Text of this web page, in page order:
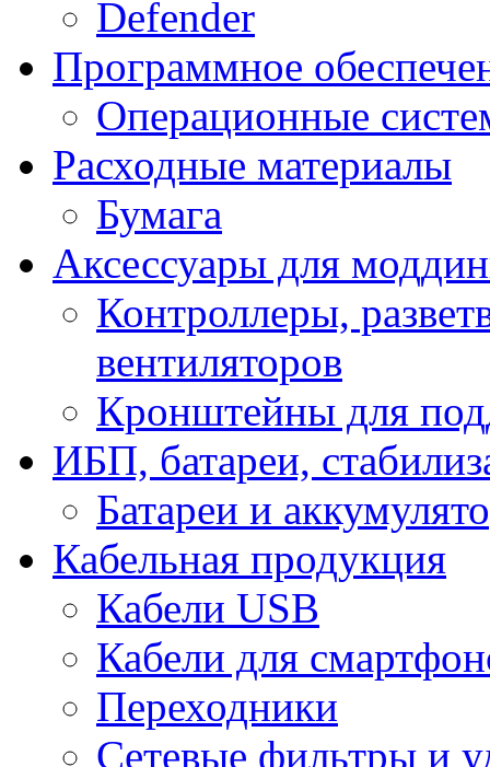
Defender
Программное
Операционные
Расходные материалы
Бумага
Аксессуары для
Контроллеры,
вентиляторов
Кронштейны для
ИБП, батареи,
Батареи и
Кабельная продукция
Кабели USB
Кабели для
Переходники
Сетевые фильтры и